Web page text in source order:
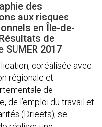
des
aux risques
en Île-de-
de
SUMER 2017
coréalisée avec
régionale et
de
de l’emploi du travail et
(Drieets), se